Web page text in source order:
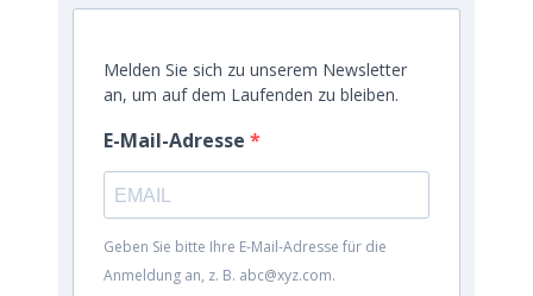
Melden Sie sich zu unserem Newsletter
an, um auf dem Laufenden zu bleiben.
E-Mail-Adresse
Geben Sie bitte Ihre E-Mail-Adresse für die
Anmeldung an, z. B. abc@xyz.com.